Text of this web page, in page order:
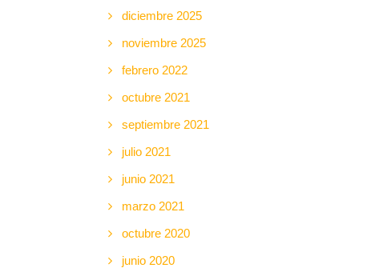
diciembre 2025
noviembre 2025
febrero 2022
octubre 2021
septiembre 2021
julio 2021
junio 2021
marzo 2021
octubre 2020
junio 2020